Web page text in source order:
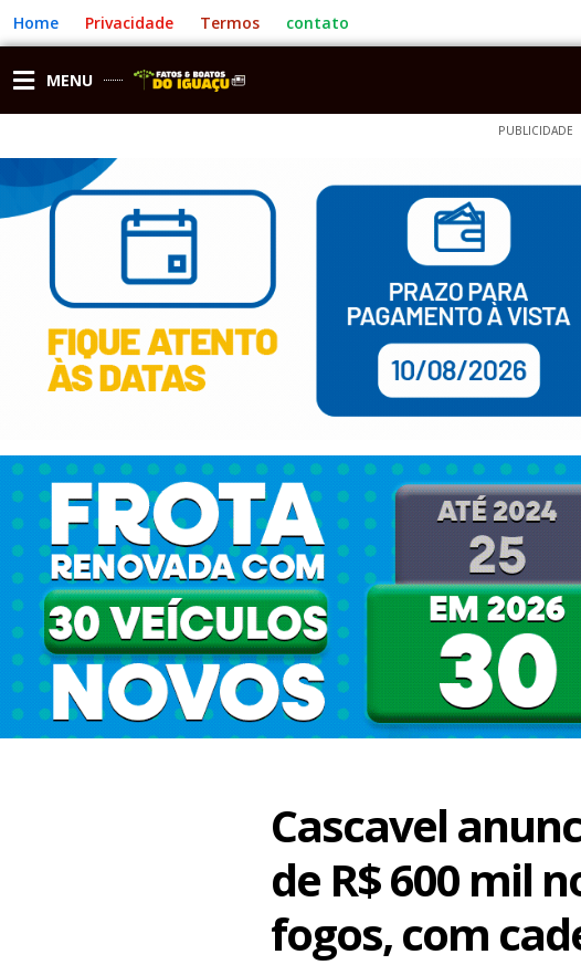
para
o
conteúdo
Home Privacidade Termos contato
MENU
PUBLICIDADE
Cascavel
de R$ 600 mil
fogos, com